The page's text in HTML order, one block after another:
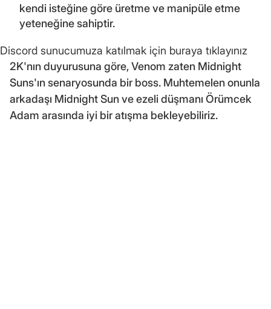
kendi isteğine göre üretme ve manipüle etme
yeteneğine sahiptir.
Discord sunucumuza katılmak için buraya tıklayınız
2K'nın duyurusuna göre, Venom zaten Midnight
Suns'ın senaryosunda bir boss. Muhtemelen onunla
arkadaşı Midnight Sun ve ezeli düşmanı Örümcek
Adam arasında iyi bir atışma bekleyebiliriz.